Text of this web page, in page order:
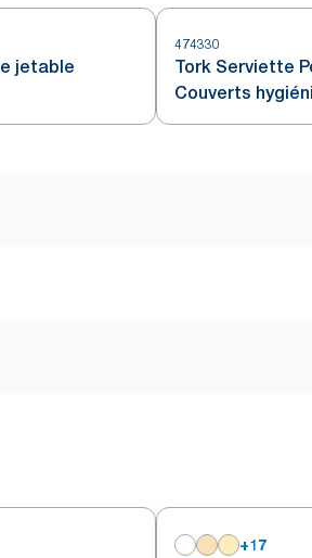
jetable
474330
Tork Serviette
Couverts
+17